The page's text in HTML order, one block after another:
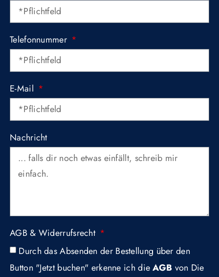
Telefonnummer
E-Mail
Nachricht
AGB & Widerrufsrecht
Durch das Absenden der Bestellung über den
Button "Jetzt buchen" erkenne ich dieAGB von Die